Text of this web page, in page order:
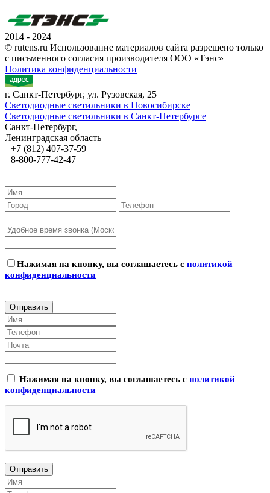
2014 - 2024
© rutens.ru Использование материалов сайта разрешено только
с письменного согласия производителя ООО «Тэнс»
Политика конфиденциальности
г. Санкт-Петербург, ул. Рузовская, 25
Светодиодные светильники в Новосибирске
Светодиодные светильники в Санкт-Петербурге
Санкт-Петербург,
Ленинградская область
+7 (812) 407-37-59
8-800-777-42-47
Нажимая на кнопку, вы соглашаетесь с политикой
конфиденциальности
Нажимая на кнопку, вы соглашаетесь с политикой
конфиденциальности